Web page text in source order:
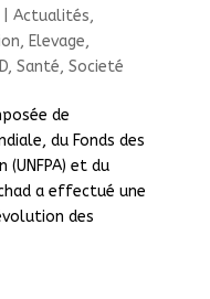
Actualités,
, Elevage,
, Santé, Societé
de
du Fonds des
et du
a effectué une
des